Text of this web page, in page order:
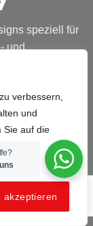
verbessern,
und
Sie auf die
der
akzeptieren
speziell für
und